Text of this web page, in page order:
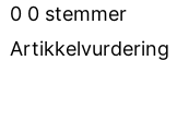
0 0 stemmer
Artikkelvurdering